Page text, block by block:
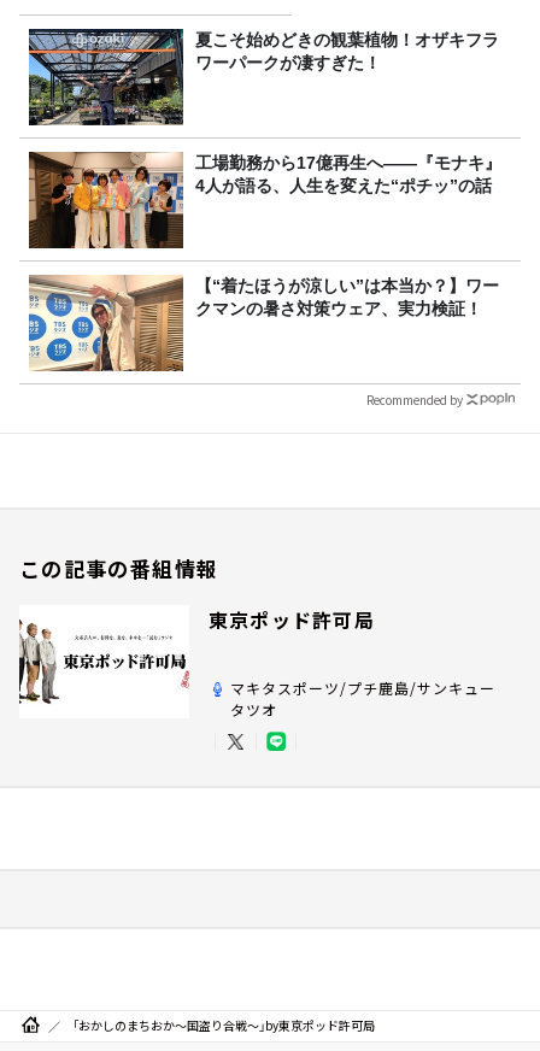
夏こそ始めどきの観葉植物！オザキフラ
ワーパークが凄すぎた！
工場勤務から17億再生へ——『モナキ』
4人が語る、人生を変えた“ポチッ”の話
【“着たほうが涼しい”は本当か？】ワー
クマンの暑さ対策ウェア、実力検証！
Recommended by
この記事の番組情報
東京ポッド許可局
マキタスポーツ/プチ鹿島/サンキュー
タツオ
「おかしのまちおか～国盗り合戦～」by東京ポッド許可局